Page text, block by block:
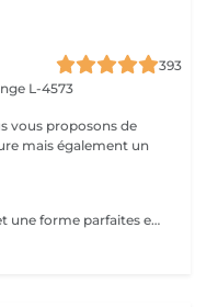
393
L-4573
vous proposons de
mais également un
Apportez à vos ongles une couleur et une forme parfaites en un temps record.